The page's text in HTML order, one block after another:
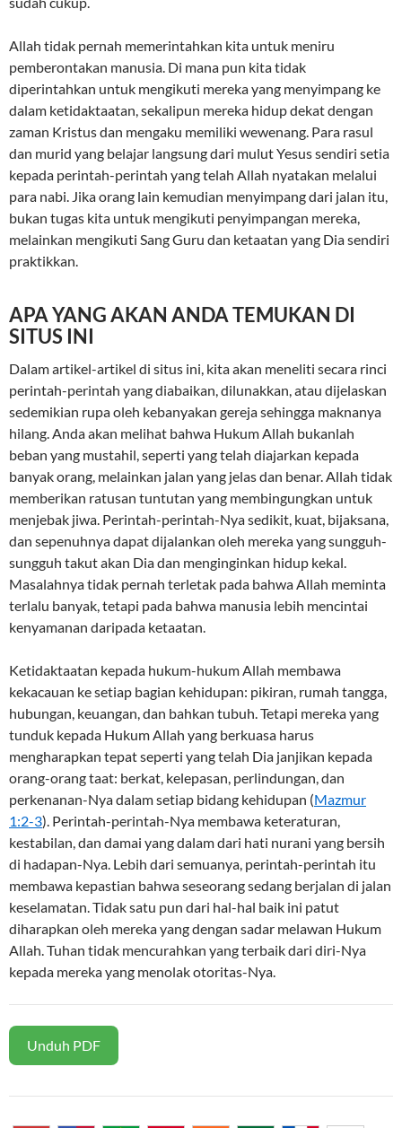
Allah tidak pernah memerintahkan kita untuk meniru
pemberontakan manusia. Di mana pun kita tidak
diperintahkan untuk mengikuti mereka yang menyimpang ke
dalam ketidaktaatan, sekalipun mereka hidup dekat dengan
zaman Kristus dan mengaku memiliki wewenang. Para rasul
dan murid yang belajar langsung dari mulut Yesus sendiri setia
kepada perintah-perintah yang telah Allah nyatakan melalui
para nabi. Jika orang lain kemudian menyimpang dari jalan itu,
bukan tugas kita untuk mengikuti penyimpangan mereka,
melainkan mengikuti Sang Guru dan ketaatan yang Dia sendiri
praktikkan.
APA YANG AKAN ANDA TEMUKAN DI
SITUS INI
Dalam artikel-artikel di situs ini, kita akan meneliti secara rinci
perintah-perintah yang diabaikan, dilunakkan, atau dijelaskan
sedemikian rupa oleh kebanyakan gereja sehingga maknanya
hilang. Anda akan melihat bahwa Hukum Allah bukanlah
beban yang mustahil, seperti yang telah diajarkan kepada
banyak orang, melainkan jalan yang jelas dan benar. Allah tidak
memberikan ratusan tuntutan yang membingungkan untuk
menjebak jiwa. Perintah-perintah-Nya sedikit, kuat, bijaksana,
dan sepenuhnya dapat dijalankan oleh mereka yang sungguh-
sungguh takut akan Dia dan menginginkan hidup kekal.
Masalahnya tidak pernah terletak pada bahwa Allah meminta
terlalu banyak, tetapi pada bahwa manusia lebih mencintai
kenyamanan daripada ketaatan.
Ketidaktaatan kepada hukum-hukum Allah membawa
kekacauan ke setiap bagian kehidupan: pikiran, rumah tangga,
hubungan, keuangan, dan bahkan tubuh. Tetapi mereka yang
tunduk kepada Hukum Allah yang berkuasa harus
mengharapkan tepat seperti yang telah Dia janjikan kepada
orang-orang taat: berkat, kelepasan, perlindungan, dan
perkenanan-Nya dalam setiap bidang kehidupan (Mazmur
1:2-3). Perintah-perintah-Nya membawa keteraturan,
kestabilan, dan damai yang dalam dari hati nurani yang bersih
di hadapan-Nya. Lebih dari semuanya, perintah-perintah itu
membawa kepastian bahwa seseorang sedang berjalan di jalan
keselamatan. Tidak satu pun dari hal-hal baik ini patut
diharapkan oleh mereka yang dengan sadar melawan Hukum
Allah. Tuhan tidak mencurahkan yang terbaik dari diri-Nya
kepada mereka yang menolak otoritas-Nya.
Unduh PDF